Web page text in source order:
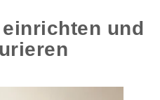
und